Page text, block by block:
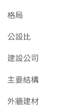
格局
公設比
建設公司
主要結構
外牆建材